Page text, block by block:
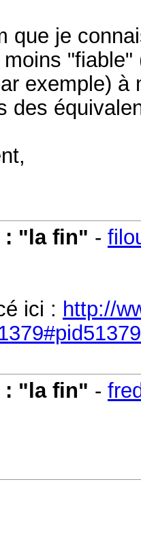
que je
exemple) à
des
: "la fin" -
ici : http://
: "la fin" -